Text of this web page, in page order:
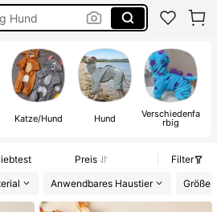
Winter
Katze/Hund Hund Verschiedenfa
rbig
Preis
Filter
Anwendbares Haustier Größe